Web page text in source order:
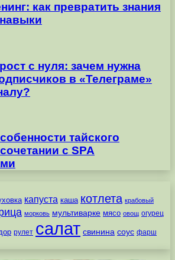
как превратить знания
с нуля: зачем нужна
в «Телеграме»
тайского
с SPA
капуста каша котлета крабовый
морковь мультиварке мясо овощ огурец
рулет салат свинина соус фарш